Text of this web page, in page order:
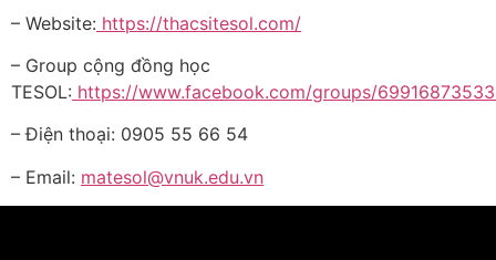
– Website: https://thacsitesol.com/
– Group cộng đồng học
TESOL: https://www.facebook.com/groups/
– Điện thoại: 0905 55 66 54
– Email: matesol@vnuk.edu.vn